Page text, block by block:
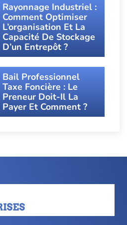
Rayonnage Industriel :
Comment Optimiser
L’organisation Et La
Capacité De Stockage
D’un Entrepôt ?
Bail Professionnel
Taxe Foncière : Le
Preneur Doit-Il La
Payer Et Comment ?